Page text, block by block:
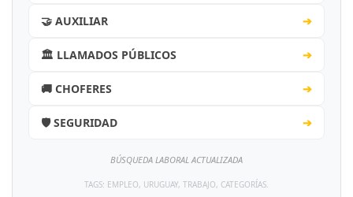
🤝 AUXILIAR ➔
🏛️ LLAMADOS PÚBLICOS ➔
🚚 CHOFERES ➔
🛡️ SEGURIDAD ➔
BÚSQUEDA LABORAL ACTUALIZADA
TAGS: EMPLEO, URUGUAY, TRABAJO, CATEGORÍAS.